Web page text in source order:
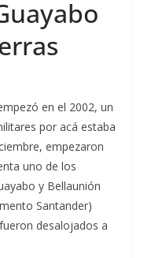
en el 2002, un
por acá estaba
empezaron
uno de los
y Bellaunión
Santander)
desalojados a